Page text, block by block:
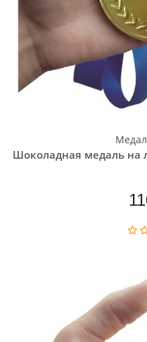
Шоколадная медаль на